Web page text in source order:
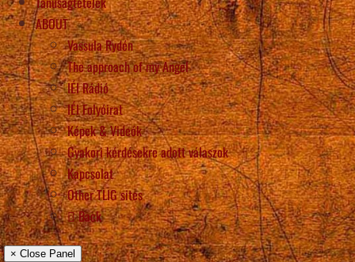
ABOUT
Vassula Rydén
The approach of my Angel
IÉI Rádió
IÉI Folyóirat
Képek & Videók
Gyakori kérdésekre adott válaszok
Kapcsolat
Other TLIG sites
Back
× Close Panel